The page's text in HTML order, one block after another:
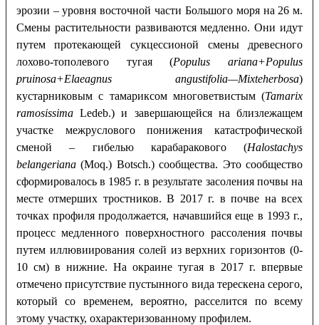
эрозии – уровня восточной части Большого моря на 26 м.
Смены растительности развиваются медленно. Они идут
путем протекающей сукцессионой смены древесного
лохово-тополевого тугая (Populus ariana+Populus
pruinosa+Elaeagnus angustifolia—Mixteherbosa)
кустарниковым с тамариксом многоветвистым (Tamarix
ramosissimaLedeb.) и завершающейся на близлежащем
участке межруслового понижения катастрофической
сменой – гибелью карабаракового (Halostachys
belangeriana(Moq.) Botsch.) сообщества. Это сообщество
сформировалось в 1985 г. в результате засоления почвы на
месте отмерших тростников. В 2017 г. в почве на всех
точках профиля продолжается, начавшийся еще в 1993 г.,
процесс медленного поверхностного рассоления почвы
путем иллювиирования солей из верхних горизонтов (0-
10 см) в нижние. На окраине тугая в 2017 г. впервые
отмечено присутствие пустынного вида терескена серого,
который со временем, вероятно, расселится по всему
этому участку, охарактеризованному профилем.